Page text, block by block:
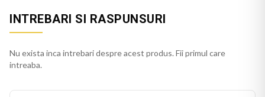
INTREBARI SI RASPUNSURI
Nu exista inca intrebari despre acest produs. Fii primul care
intreaba.